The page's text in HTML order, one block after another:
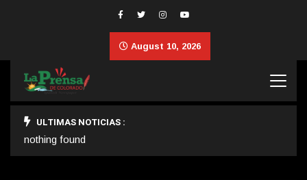
August 10, 2026
ULTIMAS NOTICIAS :
nothing found